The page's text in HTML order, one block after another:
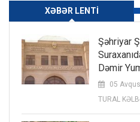
XƏBƏR LENTI
Şəhriyar
Dəmir
05
TURAL